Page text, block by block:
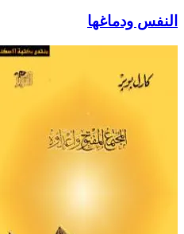
النفس ودماغها